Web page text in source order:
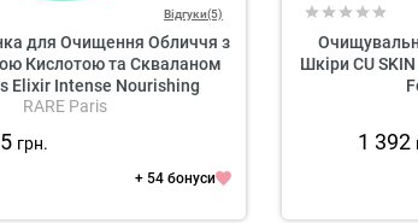
Відгуки(5)
для Очищення Обличчя з
Кислотою та Скваланом
Elixir Intense Nourishing
Cleansing Foam
RARE Paris
грн.
+ 54 бонуси
Шкіри CU
1 392